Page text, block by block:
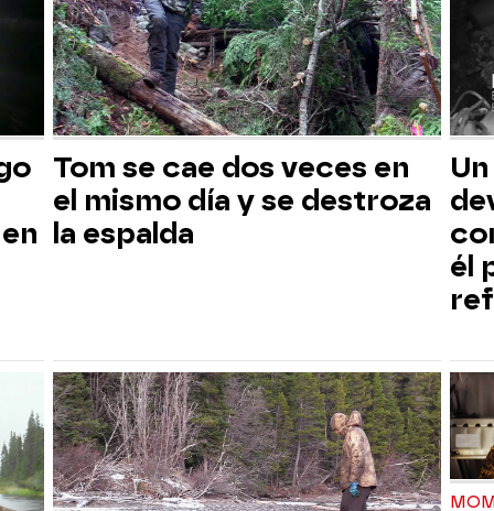
Tom se cae dos veces en
el mismo día y se destroza
la espalda
él